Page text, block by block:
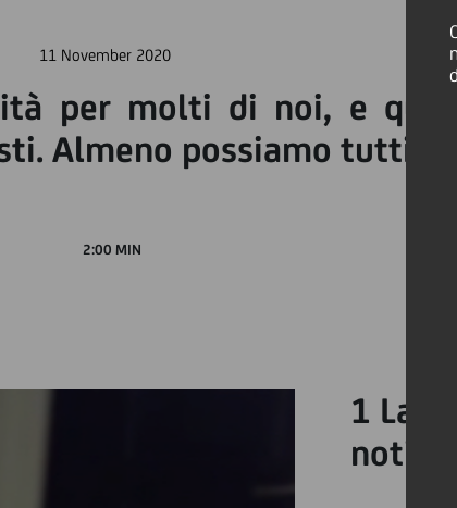
11 November 2020
per molti di noi, e
Almeno possiamo tutti
2:00 MIN
1 La